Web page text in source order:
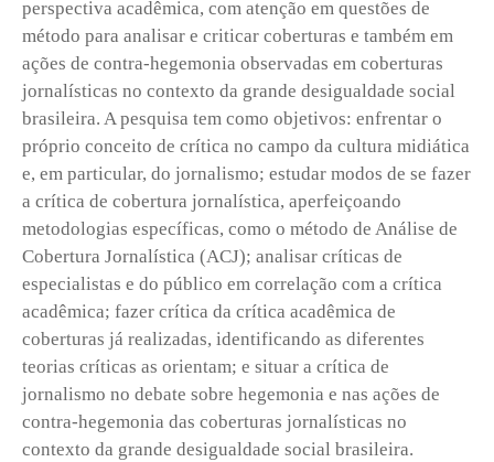
perspectiva acadêmica, com atenção em questões de
método para analisar e criticar coberturas e também em
ações de contra-hegemonia observadas em coberturas
jornalísticas no contexto da grande desigualdade social
brasileira. A pesquisa tem como objetivos: enfrentar o
próprio conceito de crítica no campo da cultura midiática
e, em particular, do jornalismo; estudar modos de se fazer
a crítica de cobertura jornalística, aperfeiçoando
metodologias específicas, como o método de Análise de
Cobertura Jornalística (ACJ); analisar críticas de
especialistas e do público em correlação com a crítica
acadêmica; fazer crítica da crítica acadêmica de
coberturas já realizadas, identificando as diferentes
teorias críticas as orientam; e situar a crítica de
jornalismo no debate sobre hegemonia e nas ações de
contra-hegemonia das coberturas jornalísticas no
contexto da grande desigualdade social brasileira.